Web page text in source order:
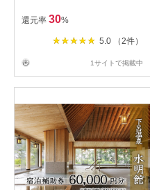
還元率 30%
5.0 （2件）
1サイトで掲載中